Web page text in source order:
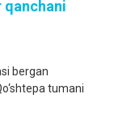
bergan
tumani